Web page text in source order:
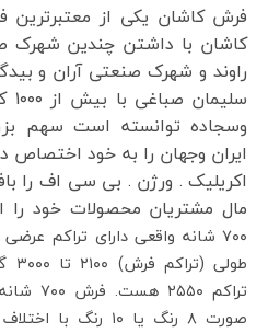
فرش کاشان یکی از معتبرترین
کاشان با داشتن چندین شهرک
راوند و شهرک صنعتی آران و
وسجاده توانسته است سهم
ایران وجهان را به خود
اکریلیک . ورژن . بی سی اف را
مال مشتریان محصولات خود را
تراکم
صورت ۸ رنگ یا ۱۰